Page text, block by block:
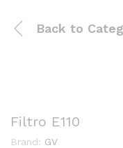
Back to
Filtro E110
Brand: GV